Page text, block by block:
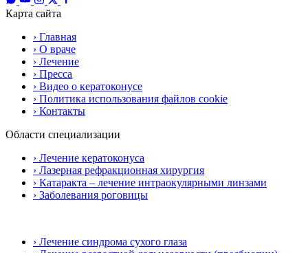
Карта сайта
› Главная
› О враче
› Лечение
› Пресса
› Видео о кератоконусе
› Политика использования файлов cookie
› Контакты
Области специализации
› Лечение кератоконуса
› Лазерная рефракционная хирургия
› Катаракта – лечение интраокулярными линзами
› Заболевания роговицы
› Лечение синдрома сухого глаза